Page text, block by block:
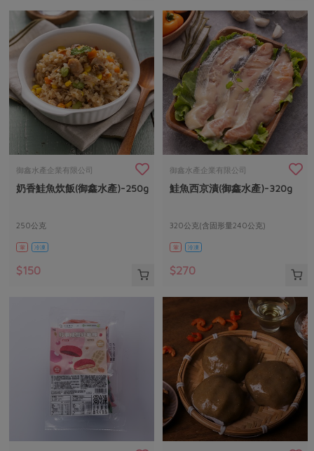
樂齡友善
活動報下載
御鑫水產企業有限公司
奶香鮭魚炊飯(御鑫水產)-250g
250公克
葷 冷凍
$150
御鑫水產企業有限公司
鮭魚西京漬(御鑫水產)-320g
320公克(含固形量240公克)
葷 冷凍
$270